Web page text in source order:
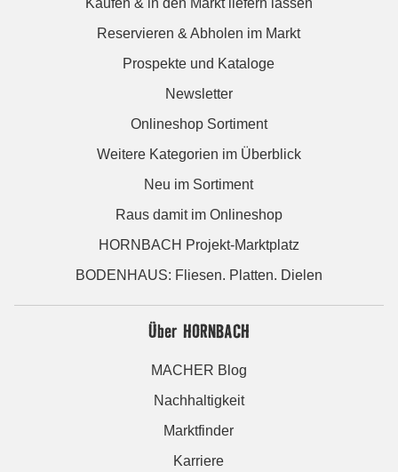
Kaufen & in den Markt liefern lassen
Reservieren & Abholen im Markt
Prospekte und Kataloge
Newsletter
Onlineshop Sortiment
Weitere Kategorien im Überblick
Neu im Sortiment
Raus damit im Onlineshop
HORNBACH Projekt-Marktplatz
BODENHAUS: Fliesen. Platten. Dielen
Über HORNBACH
MACHER Blog
Nachhaltigkeit
Marktfinder
Karriere